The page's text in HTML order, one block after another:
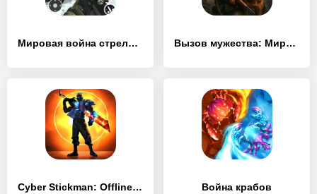
Мировая война стрелялка Вызов мужества: Мировая война
Cyber Stickman: Offline Game Война крабов